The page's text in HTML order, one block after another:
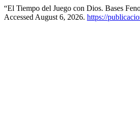
“El Tiempo del Juego con Dios. Bases
Accessed August 6, 2026. https://